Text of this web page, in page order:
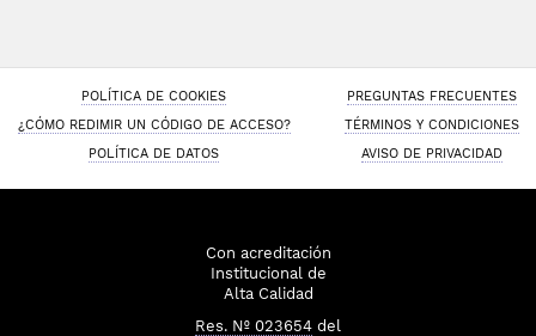
POLÍTICA DE COOKIES
PREGUNTAS FRECUENTES
¿CÓMO REDIMIR UN CÓDIGO DE ACCESO?
TÉRMINOS Y CONDICIONES
POLÍTICA DE DATOS
AVISO DE PRIVACIDAD
Con acreditación
Institucional de
Alta Calidad
Res. Nº 023654 del